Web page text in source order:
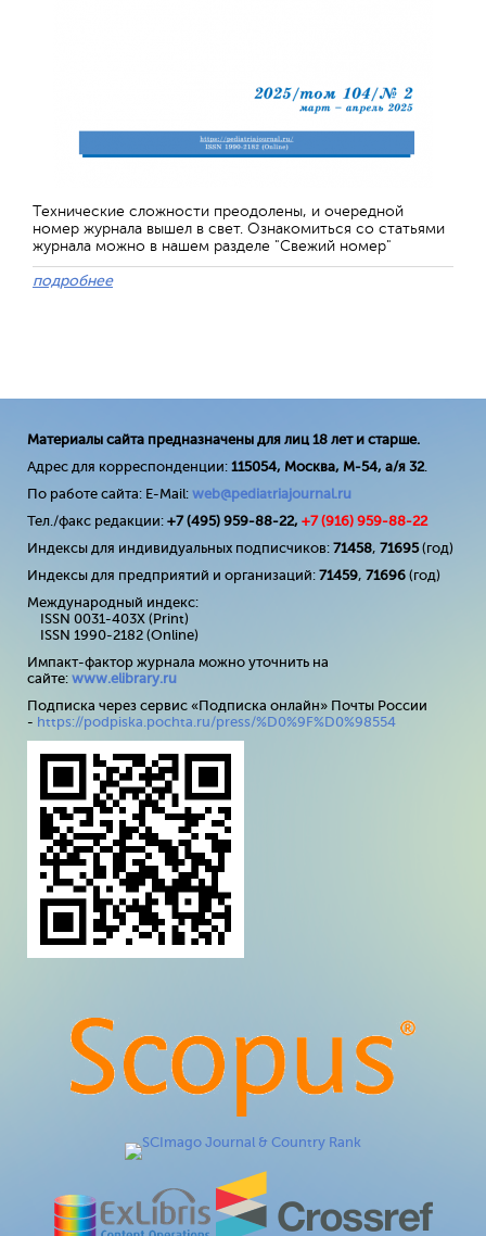
Технические сложности преодолены, и очередной
номер журнала вышел в свет. Ознакомиться со статьями
журнала можно в нашем разделе "Свежий номер"
подробнее
Материалы сайта предназначены для лиц 18 лет и старше.
Адрес для корреспонденции: 115054, Москва, М-54, а/я 32.
По работе сайта: E-Mail: web@pediatriajournal.ru
Тел./факс редакции: +7 (495) 959-88-22, +7 (916) 959-88-22
Индексы для индивидуальных подписчиков: 71458, 71695(год)
Индексы для предприятий и организаций: 71459, 71696 (год)
Международный индекс:
ISSN 0031-403X (Print)
ISSN 1990-2182 (Online)
Импакт-фактор журнала можно уточнить на
сайте: www.elibrary.ru
Подписка через сервис «Подписка онлайн» Почты России
- https://podpiska.pochta.ru/press/%D0%9F%D0%98554